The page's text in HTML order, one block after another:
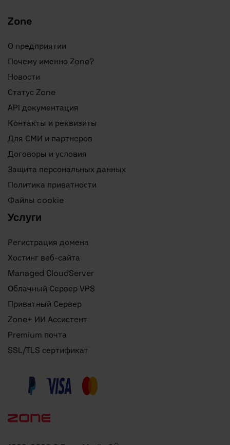
Zone
О предприятии
Почему именно Zone?
Новости
Статус Zone
API документация
Контакты и реквизиты
Для СМИ и партнеров
Договоры и условия
Защита персональных данных
Политика приватности
Файлы cookie
Услуги
Регистрация домена
Хостинг веб-сайта
Managed CloudServer
Облачный Сервер VPS
Приватный Сервер
Zone+ ИИ Ассистент
Premium почта
SSL/TLS сертификат